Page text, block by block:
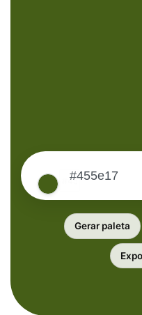
Gerar paleta